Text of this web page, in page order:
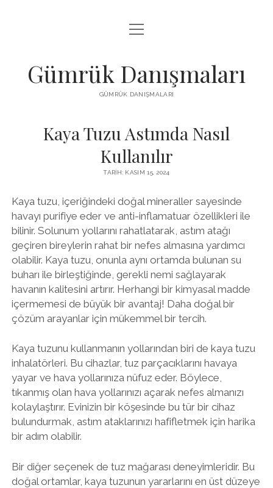
IGTV BEĞENI HILESI PARASIZ
menüyü
aç
Gümrük Danışmaları
GÜMRÜK DANIŞMALARI
Kaya Tuzu Astımda Nasıl
Kullanılır
TARIH: KASIM 15, 2024
Kaya tuzu, içeriğindeki doğal mineraller sayesinde
havayı purifiye eder ve anti-inflamatuar özellikleri ile
bilinir. Solunum yollarını rahatlatarak, astım atağı
geçiren bireylerin rahat bir nefes almasına yardımcı
olabilir. Kaya tuzu, onunla aynı ortamda bulunan su
buharı ile birleştiğinde, gerekli nemi sağlayarak
havanın kalitesini artırır. Herhangi bir kimyasal madde
içermemesi de büyük bir avantaj! Daha doğal bir
çözüm arayanlar için mükemmel bir tercih.
Kaya tuzunu kullanmanın yollarından biri de kaya tuzu
inhalatörleri. Bu cihazlar, tuz parçacıklarını havaya
yayar ve hava yollarınıza nüfuz eder. Böylece,
tıkanmış olan hava yollarınızı açarak nefes almanızı
kolaylaştırır. Evinizin bir köşesinde bu tür bir cihaz
bulundurmak, astım ataklarınızı hafifletmek için harika
bir adım olabilir.
Bir diğer seçenek de tuz mağarası deneyimleridir. Bu
doğal ortamlar, kaya tuzunun yararlarını en üst düzeye